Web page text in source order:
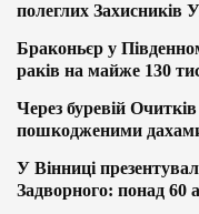
полеглих Захисників
Браконьєр у
раків на майже 130
Через буревій
пошкодженими
У Вінниці
Задворного: понад 60